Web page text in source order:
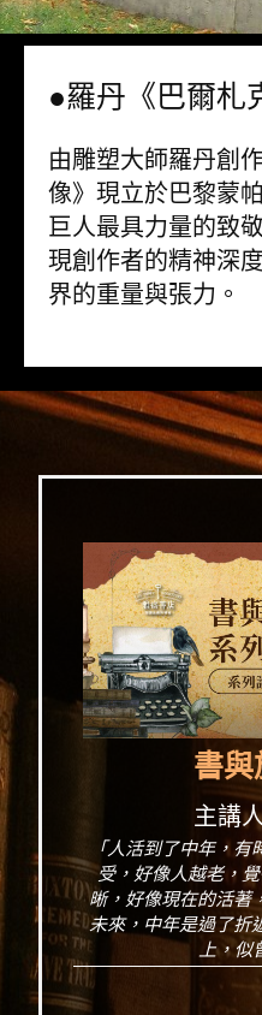
●羅丹《巴爾札
由雕塑大師羅丹創
像》現立於巴黎蒙
巨人最具力量的致
現創作者的精神深
界的重量與張力。
書
主講
「人活到了中年，
受，好像人越老，
晰，好像現在的活著
未來，中年是過了折
上，似